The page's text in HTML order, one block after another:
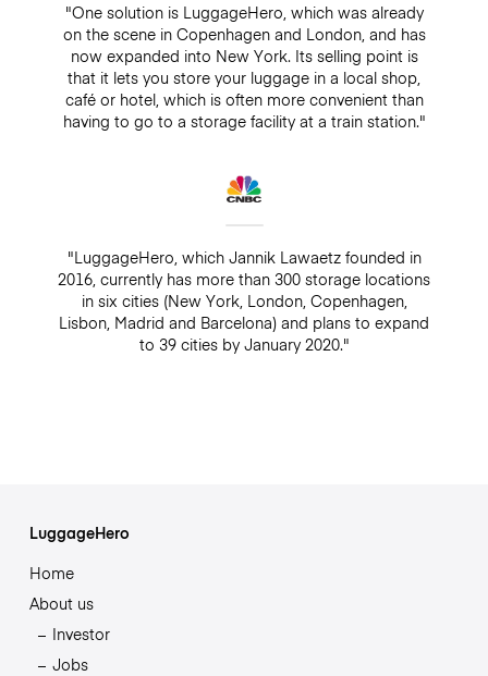
"One solution is LuggageHero, which was already
on the scene in Copenhagen and London, and has
now expanded into New York. Its selling point is
that it lets you store your luggage in a local shop,
café or hotel, which is often more convenient than
having to go to a storage facility at a train station."
"LuggageHero, which Jannik Lawaetz founded in
2016, currently has more than 300 storage locations
in six cities (New York, London, Copenhagen,
Lisbon, Madrid and Barcelona) and plans to expand
to 39 cities by January 2020."
LuggageHero
Home
About us
Investor
Jobs